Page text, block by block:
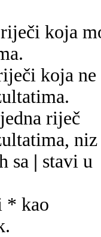
koja
koja ne
riječ
niz
sa | stavi u
* kao